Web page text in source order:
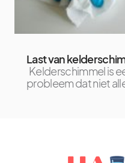
Last van
Kelderschimmel is
probleem dat niet